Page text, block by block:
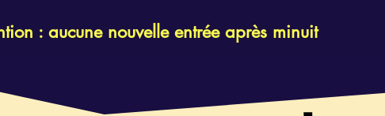
: aucune nouvelle entrée après minuit